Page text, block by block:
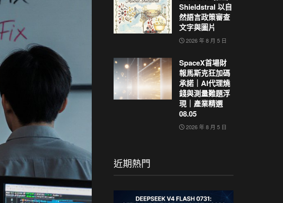
Shieldstral 以自
然語言政策審查
文字與圖片
2026 年 8 月 5 日
SpaceX首場財
報馬斯克狂加碼
承諾｜AI代理燒
錢與測量難題浮
現｜產業精選
08.05
2026 年 8 月 5 日
近期熱門